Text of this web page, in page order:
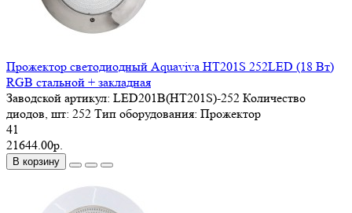
Прожектор светодиодный Aquaviva HT201S 252LED (18 Вт)
RGB стальной + закладная
Заводской артикул: LED201B(HT201S)-252 Количество
диодов, шт: 252 Тип оборудования: Прожектор
41
21644.00р.
В корзину